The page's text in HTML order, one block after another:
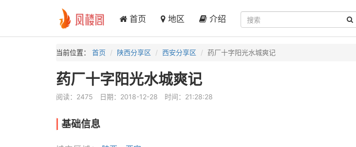
首页 地区 介绍
当前位置： 首页 陕西分享区 西安分享区 药厂十字阳光水城爽记
药厂十字阳光水城爽记
阅读：2475 日期：2018-12-28 时间：21:28:28
基础信息